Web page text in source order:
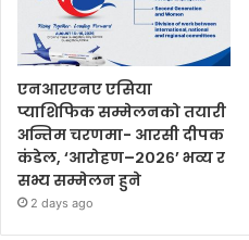
एनआरएनए एसिया
प्याशिफिक सम्मेलनको तयारी
अन्तिम चरणमा- आरसी दीपक
कंडेल, ‘आरोहण–२०२६’ भव्य र
सभ्य सम्मेलन हुने
2 days ago